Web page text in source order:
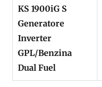
KS 1900iG S
Generatore
Inverter
GPL/Benzina
Dual Fuel